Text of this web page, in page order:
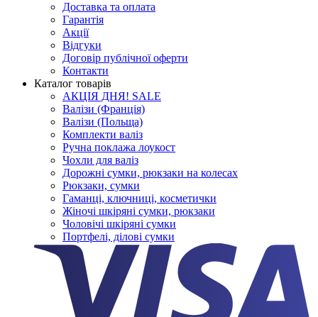
Доставка та оплата
Гарантія
Акції
Відгуки
Договір публічної оферти
Контакти
Каталог товарів
АКЦІЯ ДНЯ! SALE
Валізи (Франція)
Валізи (Польща)
Комплекти валіз
Ручна поклажа лоукост
Чохли для валіз
Дорожні сумки, рюкзаки на колесах
Рюкзаки, сумки
Гаманці, ключниці, косметички
Жіночі шкіряні сумки, рюкзаки
Чоловічі шкіряні сумки
Портфелі, ділові сумки